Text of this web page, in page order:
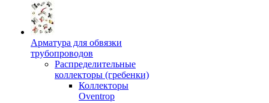
Арматура для обвязки
трубопроводов
Распределительные
коллекторы (гребенки)
Коллекторы
Oventrop